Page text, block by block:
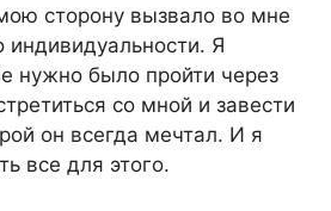
сторону вызвало во мне
индивидуальности. Я
нужно было пройти через
со мной и завести
он всегда мечтал. И я
все для этого.